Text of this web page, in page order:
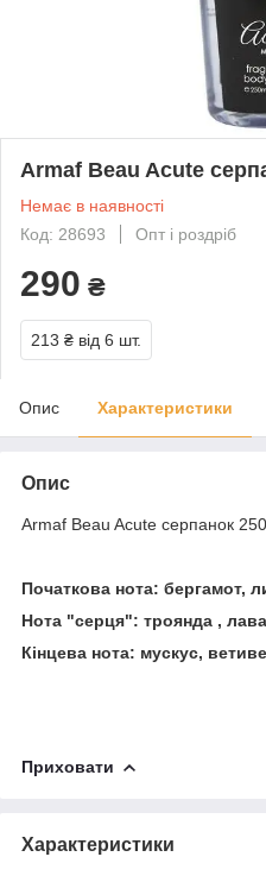
Armaf Beau Acute
Немає в наявності
Код: 28693
Опт і роздріб
290 ₴
213 ₴ від 6 шт.
Опис Характеристики
Опис
Armaf Beau Acute серпанок
Початкова нота: бергамот,
Нота "серця": троянда ,
Кінцева нота: мускус,
Приховати
Характеристики